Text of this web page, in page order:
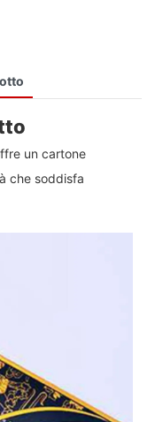
un cartone
che soddisfa